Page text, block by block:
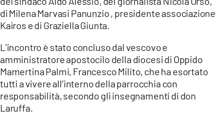
ANDROID
APPLE
di Milena Marvasi Panunzio , presidente associazione
Kairos e di Graziella Giunta.
L’incontro è stato concluso dal vescovo e
amministratore apostocilo della diocesi di Oppido
Mamertina Palmi, Francesco Milito, che ha esortato
tutti a vivere all’interno della parrocchia con
responsabilità, secondo gli insegnamenti di don
Laruffa.